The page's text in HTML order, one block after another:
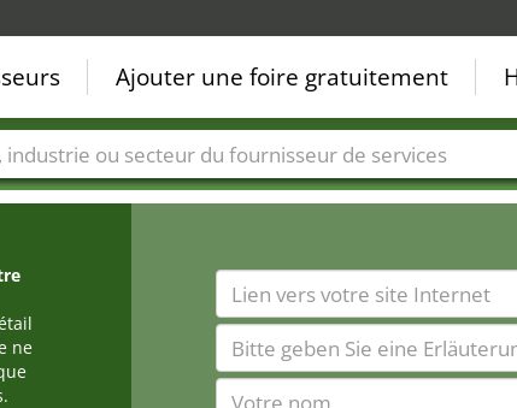
ne
Ajouter une foire gratuitement
de foire Secteurs du fournisseur de services